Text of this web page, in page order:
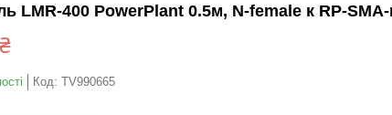
LMR-400 PowerPlant 0.5м, N-female к RP-
Код: TV990665